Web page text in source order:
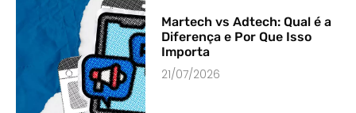
Martech vs Adtech: Qual é a
Diferença e Por Que Isso
Importa
21/07/2026